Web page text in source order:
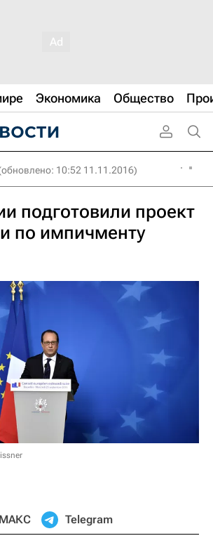
Экономика Общество
10:52 11.11.2016)
подготовили проект
по импичменту
МАКС Telegram